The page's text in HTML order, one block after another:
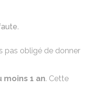
.
pas obligé de donner
1 an. Cette